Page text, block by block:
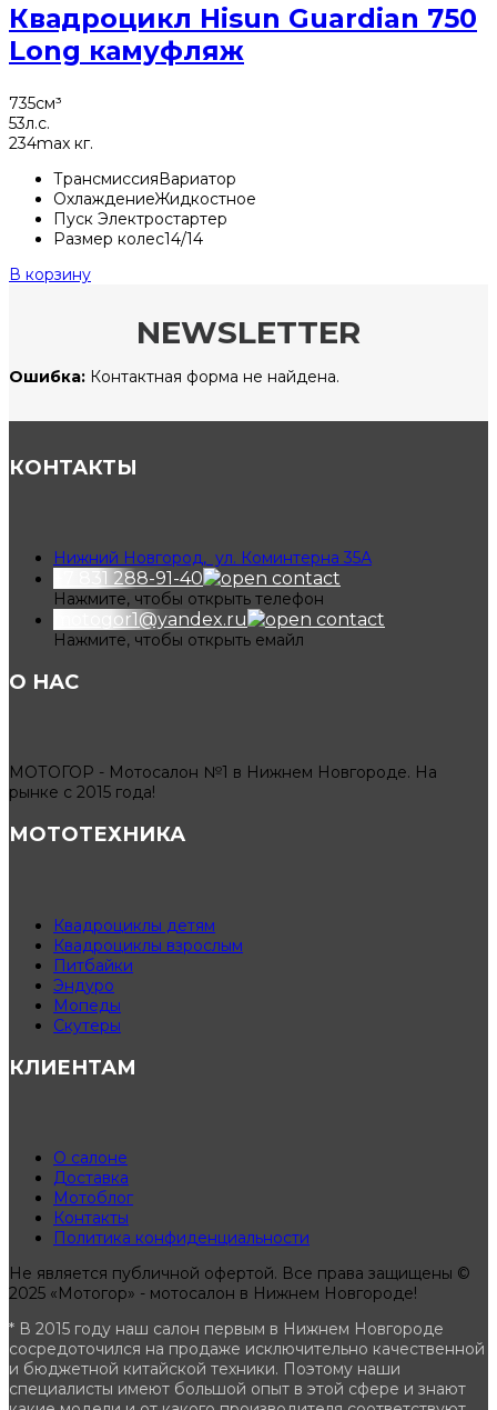
Квадроцикл Hisun Guardian 750
Long камуфляж
735см³
53л.с.
234max кг.
ТрансмиссияВариатор
ОхлаждениеЖидкостное
Пуск Электростартер
Размер колес14/14
В корзину
NEWSLETTER
Ошибка: Контактная форма не найдена.
КОНТАКТЫ
Нижний Новгород, ул. Коминтерна 35А
+7 831 288-91-40
Нажмите, чтобы открыть телефон
motogor1@yandex.ru
Нажмите, чтобы открыть емайл
О НАС
МОТОГОР - Мотосалон №1 в Нижнем Новгороде. На
рынке с 2015 года!
МОТОТЕХНИКА
Квадроциклы детям
Квадроциклы взрослым
Питбайки
Эндуро
Мопеды
Скутеры
КЛИЕНТАМ
О салоне
Доставка
Мотоблог
Контакты
Политика конфиденциальности
Не является публичной офертой. Все права защищены ©
2025 «Мотогор» - мотосалон в Нижнем Новгороде!
* В 2015 году наш салон первым в Нижнем Новгороде
сосредоточился на продаже исключительно качественной
и бюджетной китайской техники. Поэтому наши
специалисты имеют большой опыт в этой сфере и знают